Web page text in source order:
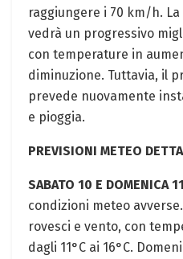
raggiungere i 70 km/h.
vedrà un progressivo
con temperature in
diminuzione. Tuttavia, il
prevede nuovamente
e pioggia.
PREVISIONI METEO
SABATO 10 E DOMENICA 11
condizioni meteo
rovesci e vento, con
dagli 11°C ai 16°C.